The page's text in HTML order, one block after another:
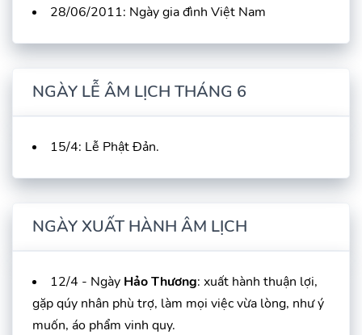
28/06/2011: Ngày gia đình Việt Nam
NGÀY LỄ ÂM LỊCH THÁNG 6
15/4: Lễ Phật Đản.
NGÀY XUẤT HÀNH ÂM LỊCH
12/4 - Ngày Hảo Thương: xuất hành thuận lợi,
gặp qúy nhân phù trợ, làm mọi việc vừa lòng, như ý
muốn, áo phẩm vinh quy.